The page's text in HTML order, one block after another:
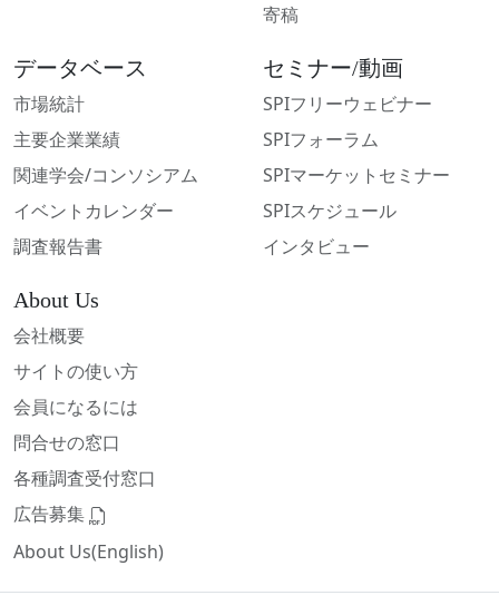
寄稿
データベース
市場統計
主要企業業績
関連学会/コンソシアム
イベントカレンダー
調査報告書
セミナー/動画
SPIフリーウェビナー
SPIフォーラム
SPIマーケットセミナー
SPIスケジュール
インタビュー
About Us
会社概要
サイトの使い方
会員になるには
問合せの窓口
各種調査受付窓口
広告募集
About Us(English)